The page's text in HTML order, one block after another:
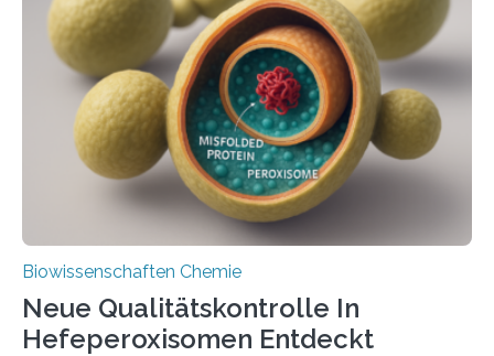
Biowissenschaften Chemie
Neue Qualitätskontrolle In
Hefeperoxisomen Entdeckt